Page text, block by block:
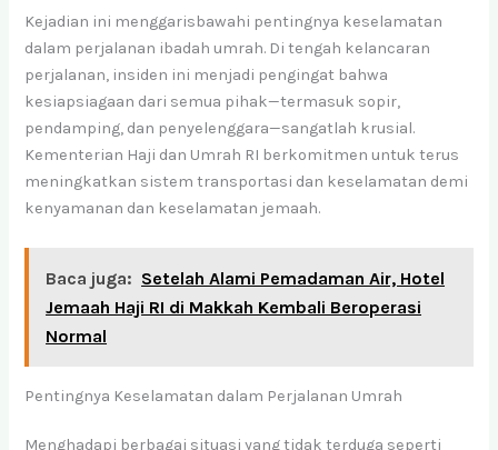
Kejadian ini menggarisbawahi pentingnya keselamatan
dalam perjalanan ibadah umrah. Di tengah kelancaran
perjalanan, insiden ini menjadi pengingat bahwa
kesiapsiagaan dari semua pihak—termasuk sopir,
pendamping, dan penyelenggara—sangatlah krusial.
Kementerian Haji dan Umrah RI berkomitmen untuk terus
meningkatkan sistem transportasi dan keselamatan demi
kenyamanan dan keselamatan jemaah.
Baca juga: Setelah Alami Pemadaman Air, Hotel
Jemaah Haji RI di Makkah Kembali Beroperasi
Normal
Pentingnya Keselamatan dalam Perjalanan Umrah
Menghadapi berbagai situasi yang tidak terduga seperti